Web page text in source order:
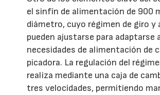
el sinfín de alimentación de 900
diámetro, cuyo régimen de giro y
pueden ajustarse para adaptarse
necesidades de alimentación de
picadora. La regulación del
realiza mediante una caja de
tres velocidades, permitiendo